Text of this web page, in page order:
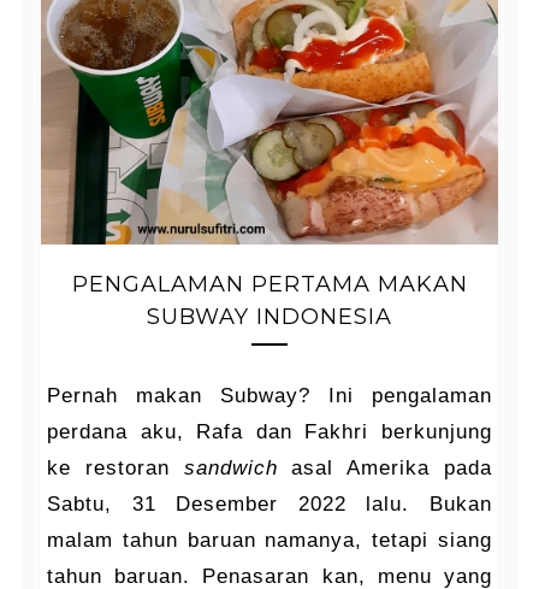
PENGALAMAN PERTAMA MAKAN
SUBWAY INDONESIA
Pernah makan Subway? Ini pengalaman
perdana aku, Rafa dan Fakhri berkunjung
ke restoran sandwich asal Amerika pada
Sabtu, 31 Desember 2022 lalu. Bukan
malam tahun baruan namanya, tetapi siang
tahun baruan. Penasaran kan, menu yang